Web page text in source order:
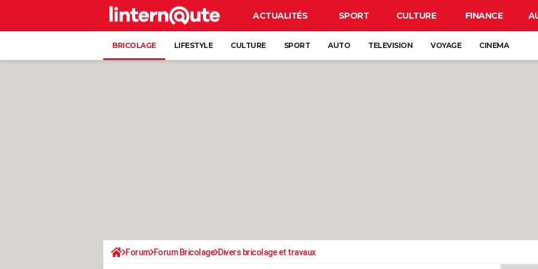
ACTUALITÉS SPORT CULTURE FINANCE
BRICOLAGE LIFESTYLE CULTURE SPORT AUTO TELEVISION VOYAGE CINEMA
Forum Forum Bricolage Divers bricolage et travaux